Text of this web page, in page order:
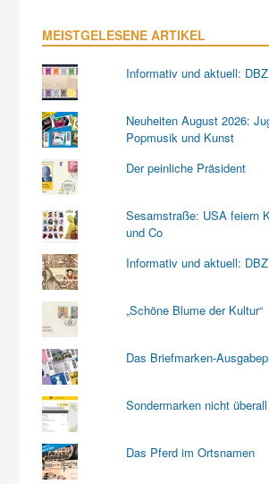
MEISTGELESENE ARTIKEL
Informativ und aktuell:
Neuheiten August 2026:
Popmusik und Kunst
Der peinliche Präsident
Sesamstraße: USA feiern
und Co
Informativ und aktuell:
„Schöne Blume der Kultur“
Das Briefmarken-
Sondermarken nicht
Das Pferd im Ortsnamen